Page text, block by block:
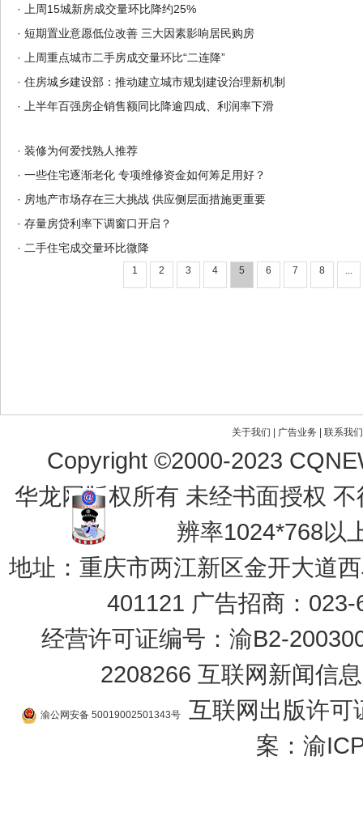
·
上周15城新房成交量环比降约25%
· 短期置业意愿低位改善 三大因素影响居民购房
·
上周重点城市二手房成交量环比“二连降”
· 住房城乡建设部：推动建立城市规划建设治理新机制
·
上半年百强房企销售额同比降逾四成、利润率下滑
· 装修为何爱找熟人推荐
· 一些住宅逐渐老化 专项维修资金如何筹足用好？
· 房地产市场存在三大挑战 供应侧层面措施更重要
· 存量房贷利率下调窗口开启？
· 二手住宅成交量环比微降
1 2 3 4 5 6 7 8 ...
关于我们 广告业务 联系我们
Copyright ©2000-2023
华龙网版权所有 未经书面授权
辨率1024*768以
地址：重庆市两江新区金开大道
401121 广告招商：
经营许可证编号：渝B2-
2208266互联网新闻信
渝公网安备 50019002501343号
互联网出版许可
案：渝